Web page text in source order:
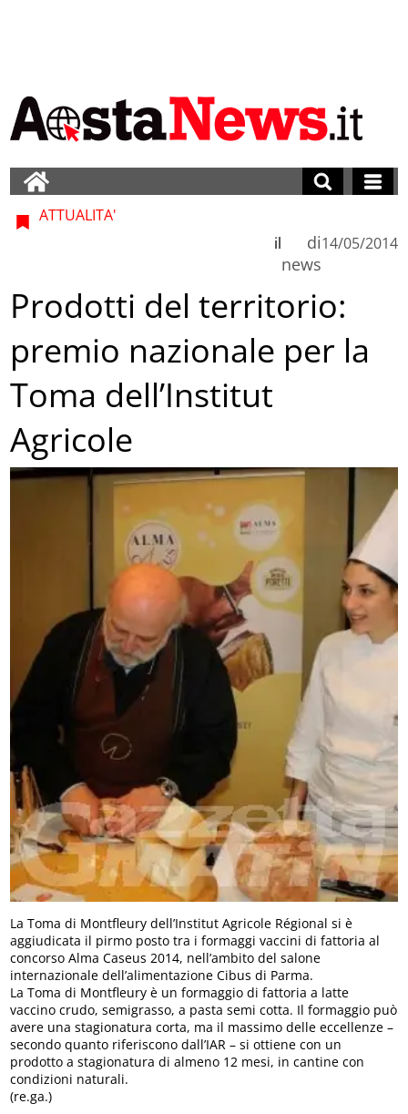
ATTUALITA'
di
news
il 14/05/2014
Prodotti del territorio:
premio nazionale per la
Toma dell’Institut
Agricole
La Toma di Montfleury dell’Institut Agricole Régional si è
aggiudicata il pirmo posto tra i formaggi vaccini di fattoria al
concorso Alma Caseus 2014, nell’ambito del salone
internazionale dell’alimentazione Cibus di Parma.
La Toma di Montfleury è un formaggio di fattoria a latte
vaccino crudo, semigrasso, a pasta semi cotta. Il formaggio può
avere una stagionatura corta, ma il massimo delle eccellenze –
secondo quanto riferiscono dall’IAR – si ottiene con un
prodotto a stagionatura di almeno 12 mesi, in cantine con
condizioni naturali.
(re.ga.)